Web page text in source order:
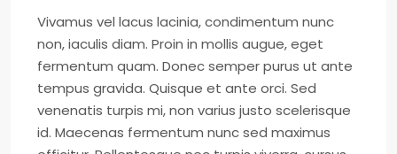
Vivamus vel lacus lacinia, condimentum nunc
non, iaculis diam. Proin in mollis augue, eget
fermentum quam. Donec semper purus ut ante
tempus gravida. Quisque et ante orci. Sed
venenatis turpis mi, non varius justo scelerisque
id. Maecenas fermentum nunc sed maximus